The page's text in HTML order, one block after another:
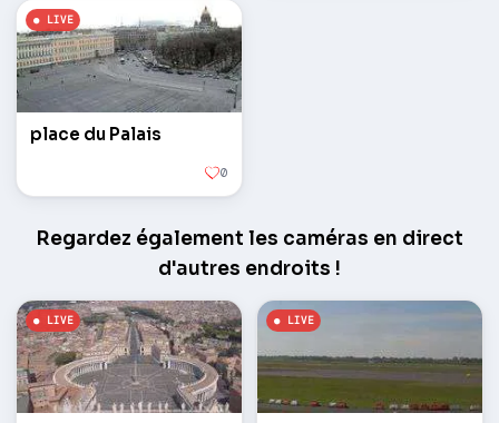
place du Palais
0
Regardez également les caméras en direct
d'autres endroits !